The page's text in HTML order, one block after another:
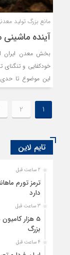
مانع بزرگ تولید
آینده
بخش معدن ایران
خودکفایی و
این موضوع تا حدی
تولید شده است.
1
2
تایم لاین
2 ساعت قبل
ترمز تورم
دارد
3 ساعت قبل
5 هزار
بزرگ
4 ساعت قبل